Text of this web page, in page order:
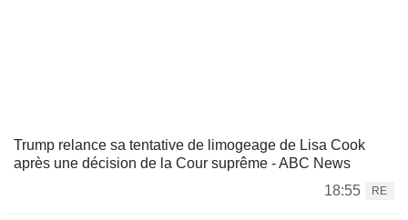
Trump relance sa tentative de limogeage de Lisa Cook
après une décision de la Cour suprême - ABC News
18:55
RE